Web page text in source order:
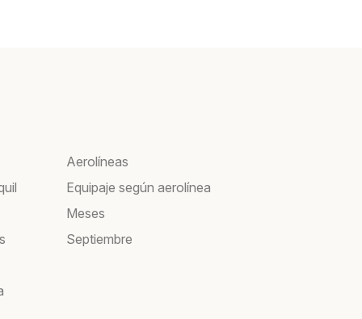
Aerolíneas
Equipaje según aerolínea
Meses
Septiembre